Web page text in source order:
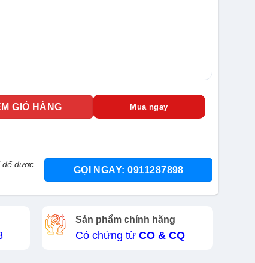
SL đàm thoại 2 chiều số lượng
GIỎ HÀNG Mua ngay
để được
GỌI NGAY: 0911287898
Sản phẩm chính hãng
Có chứng từ CO & CQ